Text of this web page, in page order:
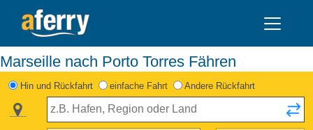
Marseille nach Porto Torres Fähren
Hin und Rückfahrt einfache Fahrt Andere Rückfahrt